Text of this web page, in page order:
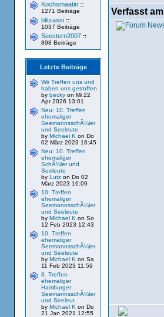
Kochsmaatin ::
1271 Beiträge
blitzassi ::
1037 Beiträge
Seestern2007 ::
898 Beiträge
Letzte Beiträge
Wir Treffen uns und
haben uns getroffen
by becky on Mi 22
Apr 2026 13:01
Neu: 10. Treffen
ehemaliger
SeemannsschÃ¼ler
und Seeleute
by Michael K on Do
02 März 2023 16:45
Neu: 10. Treffen
ehemaliger
SchÃ¼ler und
Seeleute
by Lutz on Do 02
März 2023 16:09
10. Treffen
ehemaliger
SeemannsschÃ¼ler
und Seeleute
by Michael K on So
12 Feb 2023 12:43
10. Treffen
ehemaliger
SeemannsschÃ¼ler
und Seeleute
by Michael K on Sa
11 Feb 2023 11:59
8. Treffen
ehemaliger
Hamburger
SeemannsschÃ¼ler
und Seeleut
by Michael K on Do
21 Jan 2021 12:55
Verfasst am